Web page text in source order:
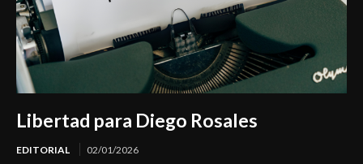
Libertad para Diego Rosales
EDITORIAL 02/01/2026